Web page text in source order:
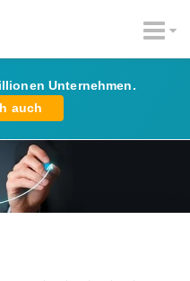
Unternehmen.
auch